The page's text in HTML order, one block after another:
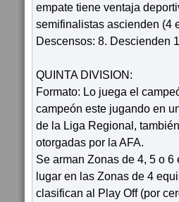
empate tiene ventaja
semifinalistas ascienden (4
Descensos: 8. Descienden
QUINTA DIVISION:
Formato: Lo juega el
campeón este jugando en
de la Liga Regional,
otorgadas por la AFA.
Se arman Zonas de 4, 5 o
lugar en las Zonas de 4
clasifican al Play Off (por